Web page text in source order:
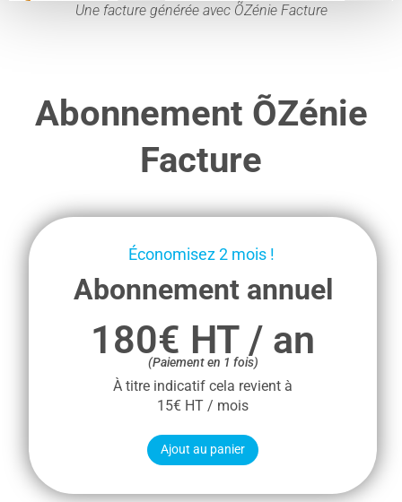
Une facture générée avec ÕZénie Facture
Abonnement ÕZénie
Facture
Économisez 2 mois !
Abonnement annuel
180€ HT / an
(Paiement en 1 fois)
À titre indicatif cela revient à
15€ HT / mois
Ajout au panier